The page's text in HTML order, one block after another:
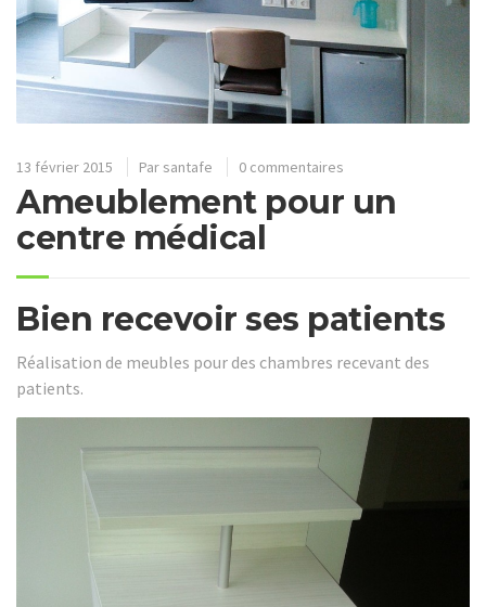
13 février 2015 Par santafe 0 commentaires
Ameublement pour un
centre médical
Bien recevoir ses patients
Réalisation de meubles pour des chambres recevant des
patients.